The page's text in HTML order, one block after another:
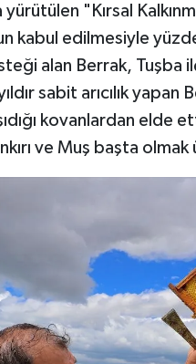
yürütülen "Kırsal
kabul edilmesiyle
alan Berrak, Tuşba
sabit arıcılık
kovanlardan elde
ve Muş başta